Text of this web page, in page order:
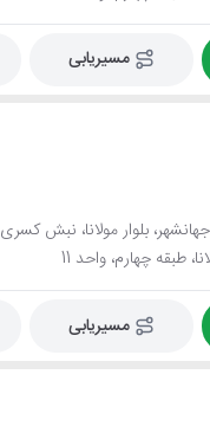
مسیریابی
منطقه 8، جهانشهر، بلوار مولانا، نبش کسری
طبقه چهارم، واحد 11
مسیریابی